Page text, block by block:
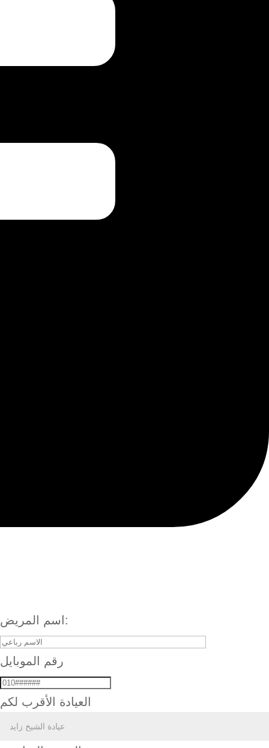
اسم المريض:
رقم الموبايل
العيادة الأقرب لكم